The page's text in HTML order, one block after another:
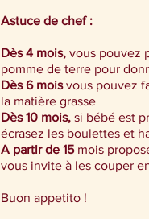
Astuce de chef :
Dès 4 mois, vous pouvez
pomme de terre pour
Dès 6 mois vous pouvez
la matière grasse
Dès 10 mois, si bébé est
écrasez les boulettes et
A partir de 15 mois
vous invite à les couper
Buon appetito !